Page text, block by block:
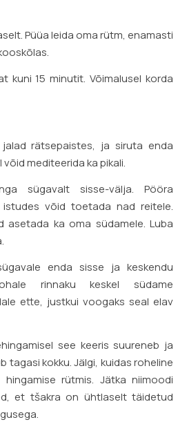
Püüa leida oma rütm, enamasti
kuni 15 minutit. Võimalusel korda
rätsepaistes, ja siruta enda
mediteerida ka pikali.
sügavalt sisse-välja. Pööra
võid toetada nad reitele.
asetada ka oma südamele. Luba
enda sisse ja keskendu
rinnaku keskel südame
ette, justkui voogaks seal elav
see keeris suureneb ja
tagasi kokku. Jälgi, kuidas roheline
rütmis. Jätka niimoodi
et tšakra on ühtlaselt täidetud